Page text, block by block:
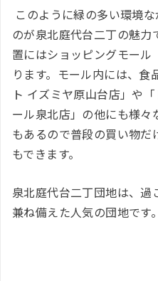
このように緑の多い環境
のが泉北庭代台二丁の魅力
置にはショッピングモール
ります。モール内には、
ト イズミヤ原山台店」や「
ール泉北店」の他にも様々
もあるので普段の買い物だ
もできます。
泉北庭代台二丁団地は、
兼ね備えた人気の団地です。